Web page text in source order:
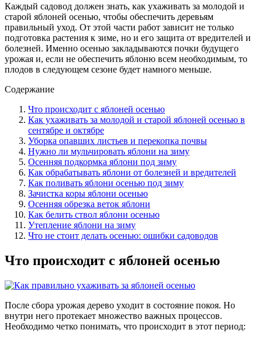
Каждый садовод должен знать, как ухаживать за молодой и
старой яблоней осенью, чтобы обеспечить деревьям
правильный уход. От этой части работ зависит не только
подготовка растения к зиме, но и его защита от вредителей и
болезней. Именно осенью закладываются почки будущего
урожая и, если не обеспечить яблоню всем необходимым, то
плодов в следующем сезоне будет намного меньше.
Содержание
Что происходит с яблоней осенью
Как ухаживать за молодой и старой яблоней осенью в
сентябре и октябре
Уборка опавших листьев и перекопка почвы
Нужно ли мульчировать яблони на зиму
Осенняя подкормка яблони под зиму
Как обрабатывать яблони от болезней и вредителей
Как поливать яблони осенью под зиму
Зачистка коры яблони осенью
Осенняя обрезка веток яблони
Как белить ствол яблони осенью
Утепление яблони на зиму
Что не стоит делать осенью: ошибки садоводов
Что происходит с яблоней осенью
После сбора урожая дерево уходит в состояние покоя. Но
внутри него протекает множество важных процессов.
Необходимо четко понимать, что происходит в этот период: